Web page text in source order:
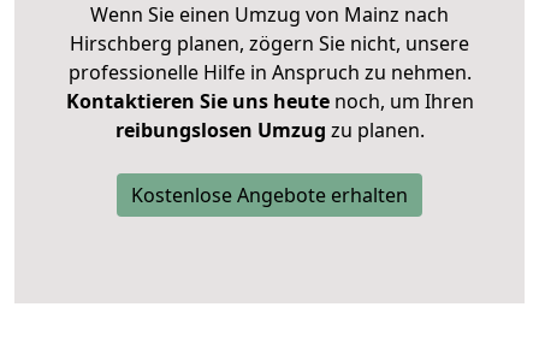
Wenn Sie einen Umzug von Mainz nach
Hirschberg planen, zögern Sie nicht, unsere
professionelle Hilfe in Anspruch zu nehmen.
Kontaktieren Sie uns heutenoch, um Ihren
reibungslosen Umzug zu planen.
Kostenlose Angebote erhalten